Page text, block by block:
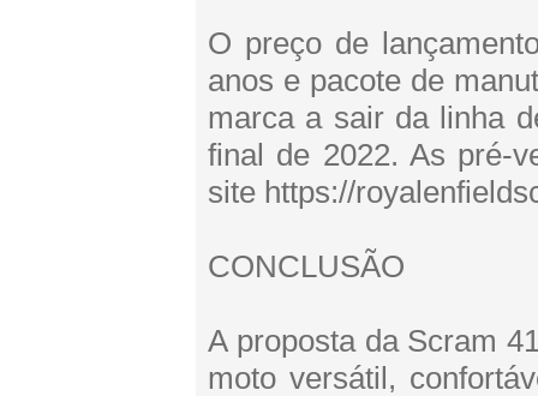
O preço de
anos e pacote de
marca a sair da linha
final de 2022. As pré-
site https://
CONCLUSÃO
A proposta da Scram
moto versátil,